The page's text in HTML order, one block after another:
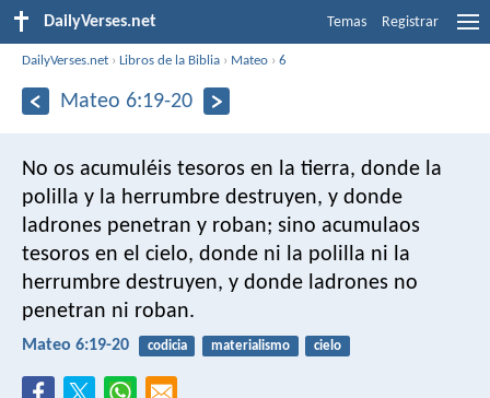
DailyVerses.net Temas Registrar
DailyVerses.net ›Libros de la Biblia › Mateo ›6
Mateo 6:19-20
No os acumuléis tesoros en la tierra, donde la
polilla y la herrumbre destruyen, y donde
ladrones penetran y roban; sino acumulaos
tesoros en el cielo, donde ni la polilla ni la
herrumbre destruyen, y donde ladrones no
penetran ni roban.
Mateo 6:19-20 codicia materialismo cielo